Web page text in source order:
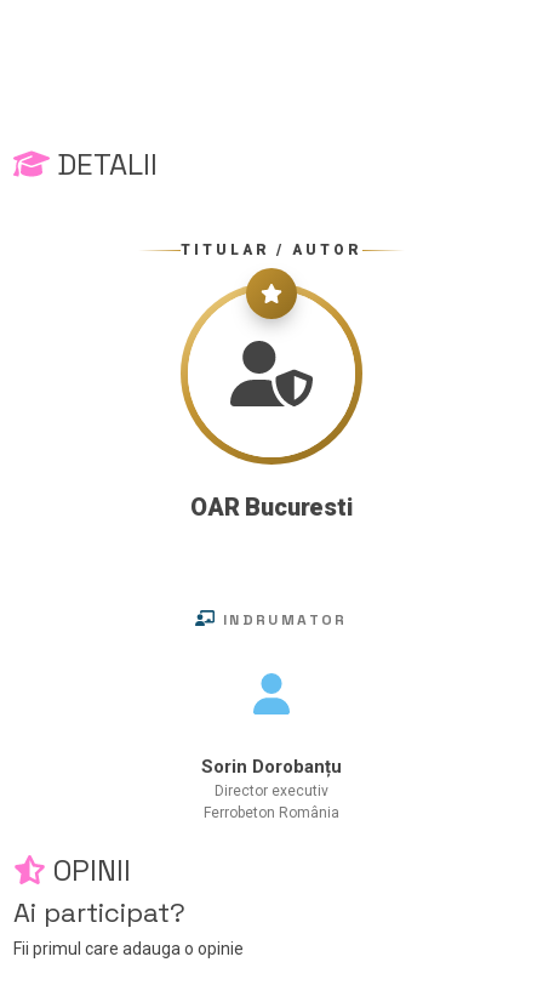
DETALII
TITULAR / AUTOR
OAR Bucuresti
INDRUMATOR
Sorin Dorobanțu
Director executiv
Ferrobeton România
OPINII
Ai participat?
Fii primul care adauga o opinie